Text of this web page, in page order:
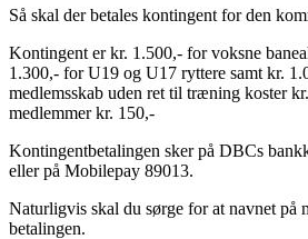
Så skal der betales kontingent for den
Kontingent er kr. 1.500,- for voksne
1.300,- for U19 og U17 ryttere samt kr.
medlemsskab uden ret til træning koster
medlemmer kr. 150,-
Kontingentbetalingen sker på DBCs
eller på Mobilepay 89013.
Naturligvis skal du sørge for at navnet på
betalingen.